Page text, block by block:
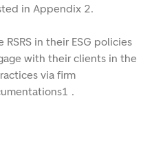
in Appendix 2.
in their ESG policies
with their clients in the
via firm
.